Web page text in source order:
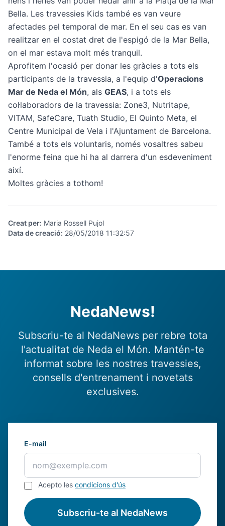
Bella. Les travessies Kids també es van veure
afectades pel temporal de mar. En el seu cas es van
realitzar en el costat dret de l'espigó de la Mar Bella,
on el mar estava molt més tranquil.
Aprofitem l'ocasió per donar les gràcies a tots els
participants de la travessia, a l'equip d'Operacions
Mar de Neda el Món, als GEAS, i a tots els
col·laboradors de la travessia: Zone3, Nutritape,
VITAM, SafeCare, Tuath Studio, El Quinto Meta, el
Centre Municipal de Vela i l'Ajuntament de Barcelona.
També a tots els voluntaris, només vosaltres sabeu
l'enorme feina que hi ha al darrera d'un esdeveniment
així.
Moltes gràcies a tothom!
Creat per: Maria Rossell Pujol
Data de creació: 28/05/2018 11:32:57
NedaNews!
Subscriu-te al NedaNews per rebre tota
l'actualitat de Neda el Món. Mantén-te
informat sobre les nostres travessies,
consells d'entrenament i novetats
exclusives.
E-mail
Acepto les condicions d'ús
Subscriu-te al NedaNews